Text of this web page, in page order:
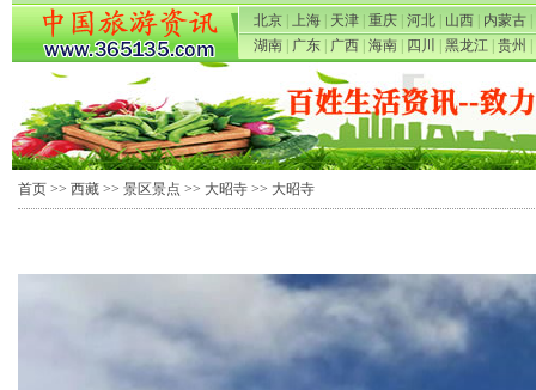
北京 上海 天津 重庆 河北 山西 内蒙古
湖南
广东 广西 海南 四川 黑龙江 贵州
首页 >> 西藏 >> 景区景点 >> 大昭寺 >> 大昭寺